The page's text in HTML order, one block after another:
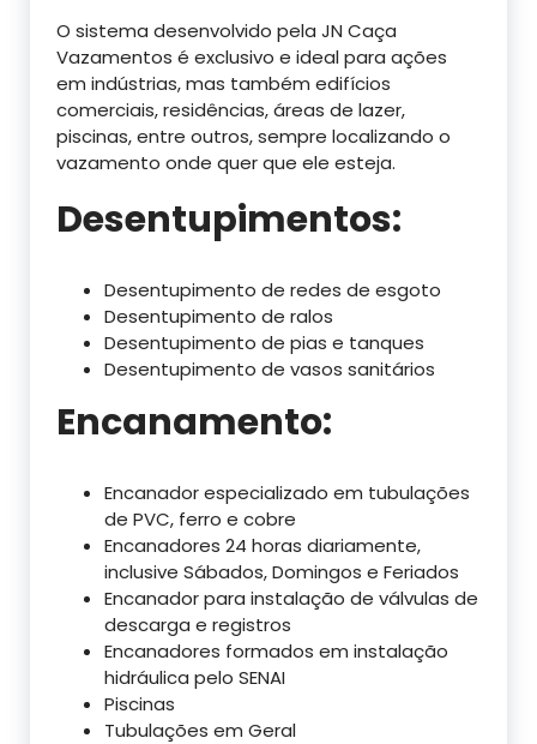
O sistema desenvolvido pela JN Caça
Vazamentos é exclusivo e ideal para ações
em indústrias, mas também edifícios
comerciais, residências, áreas de lazer,
piscinas, entre outros, sempre localizando o
vazamento onde quer que ele esteja.
Desentupimentos:
Desentupimento de redes de esgoto
Desentupimento de ralos
Desentupimento de pias e tanques
Desentupimento de vasos sanitários
Encanamento:
Encanador especializado em tubulações
de PVC, ferro e cobre
Encanadores 24 horas diariamente,
inclusive Sábados, Domingos e Feriados
Encanador para instalação de válvulas de
descarga e registros
Encanadores formados em instalação
hidráulica pelo SENAI
Piscinas
Tubulações em Geral